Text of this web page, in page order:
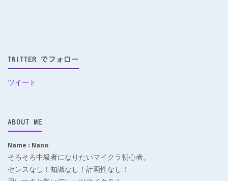
TWITTER でフォロー
ツイート
ABOUT ME
Name : Nano
そろそろ中級者になりたいマイクラ初心者。
センスなし！知識なし！計画性なし！